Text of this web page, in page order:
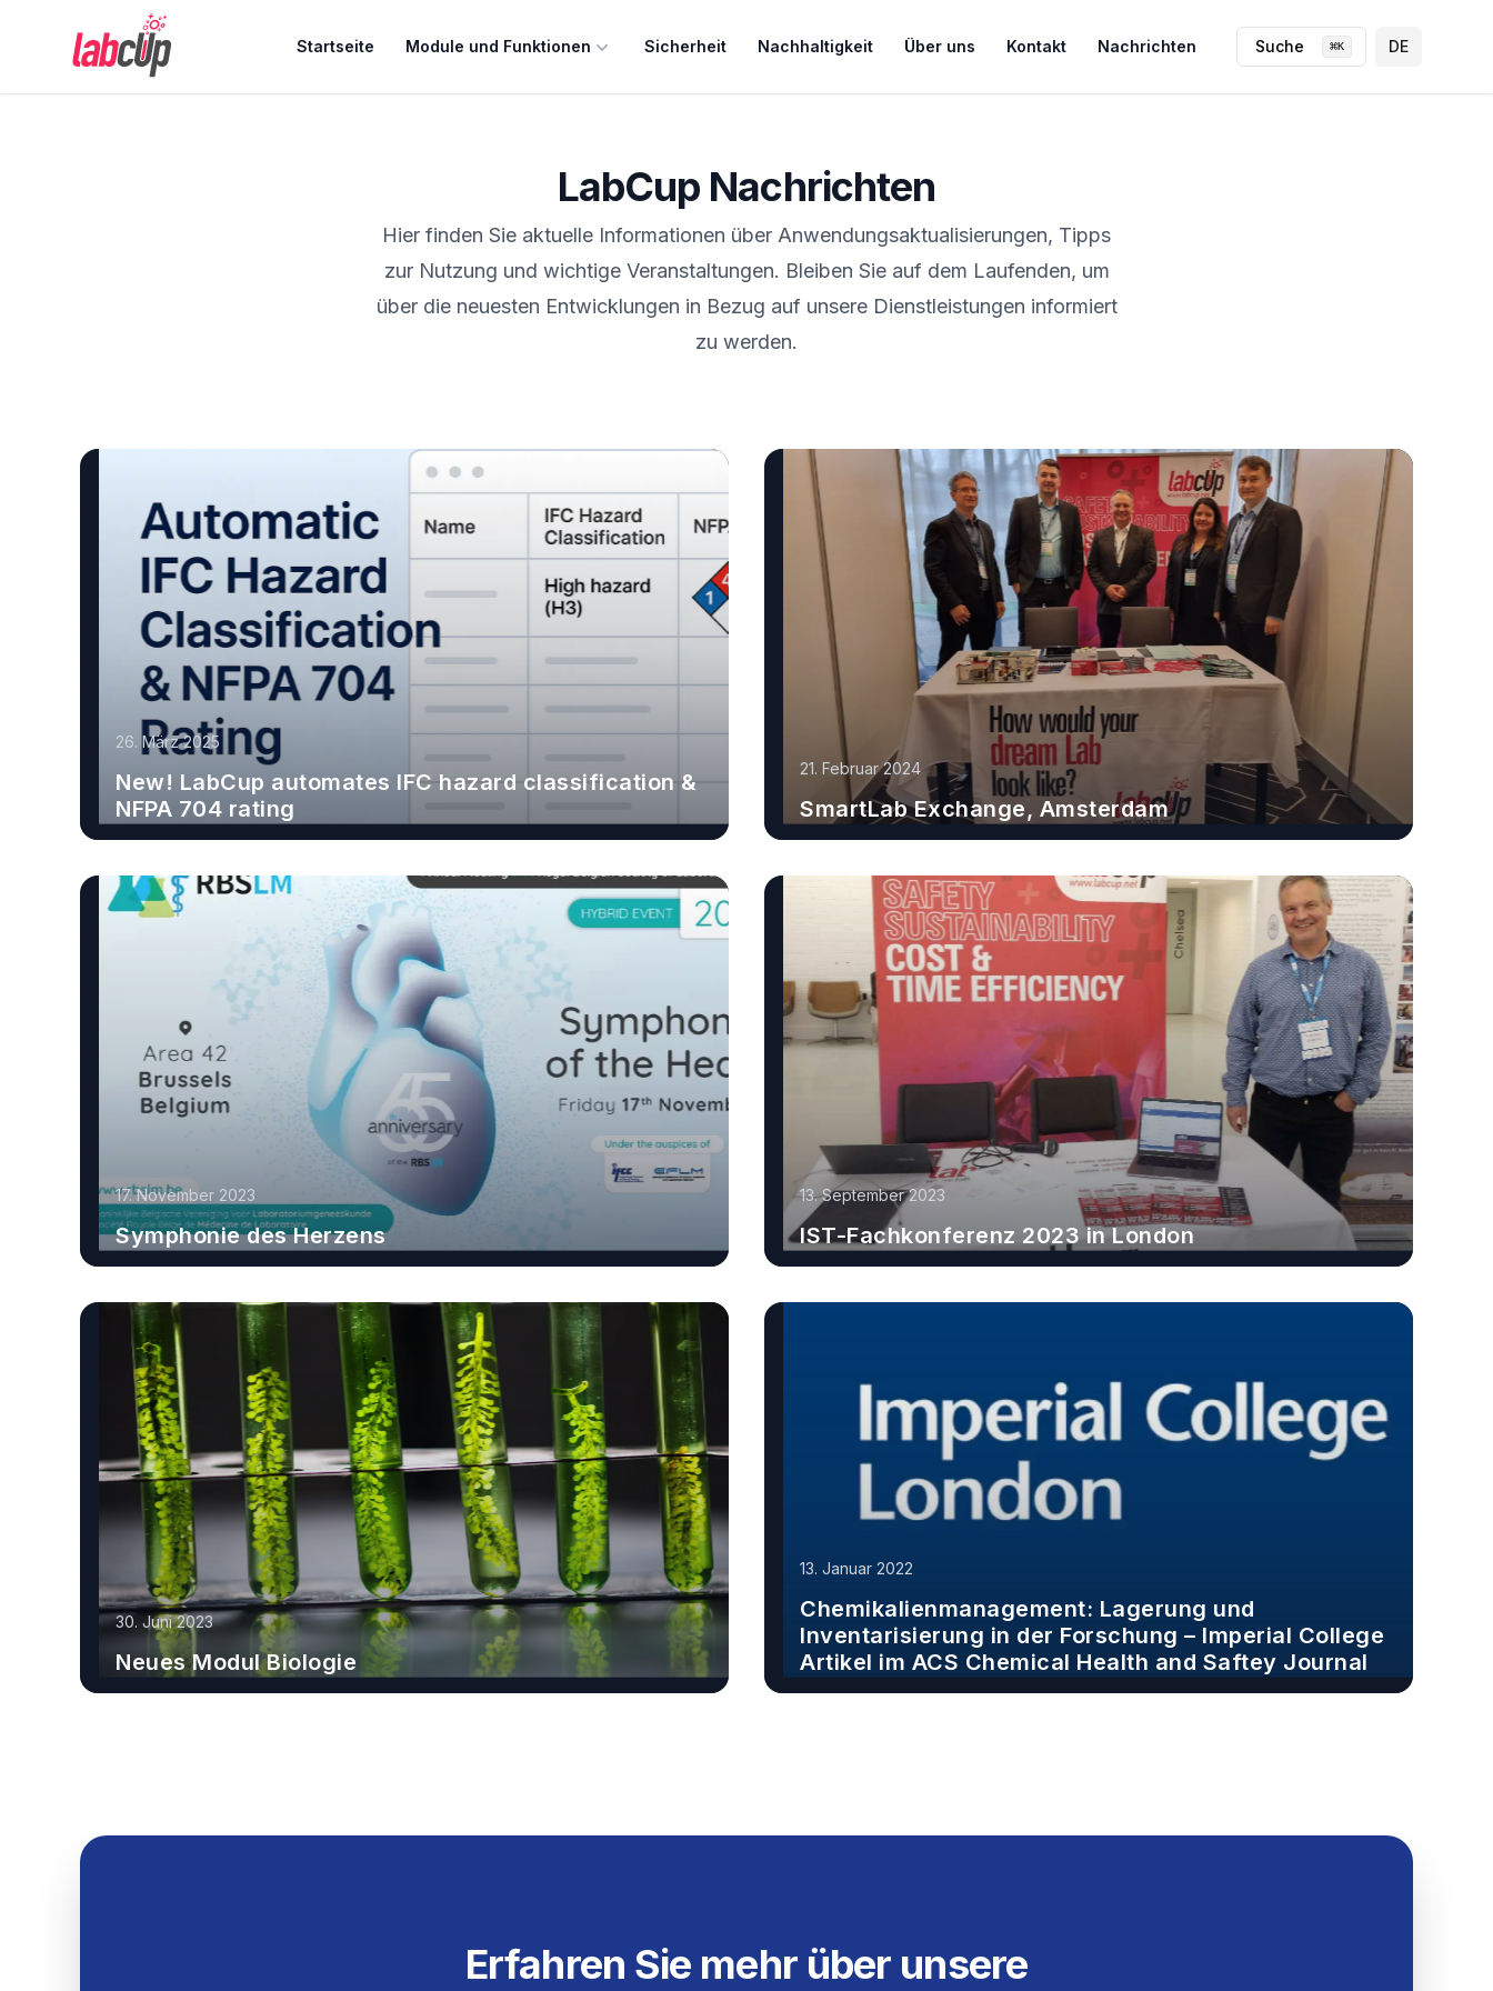
LabCup Ltd.
Startseite Module und Funktionen Sicherheit Nachhaltigkeit Über uns Kontakt Nachrichten Suche ⌘K DE
LabCup Nachrichten
Hier finden Sie aktuelle Informationen über Anwendungsaktualisierungen, Tipps
zur Nutzung und wichtige Veranstaltungen. Bleiben Sie auf dem Laufenden, um
über die neuesten Entwicklungen in Bezug auf unsere Dienstleistungen informiert
zu werden.
26. März 2025
New! LabCup automates IFC hazard classification &
NFPA 704 rating
21. Februar 2024
SmartLab Exchange, Amsterdam
17. November 2023
Symphonie des Herzens
13. September 2023
IST-Fachkonferenz 2023 in London
30. Juni 2023
Neues Modul Biologie
13. Januar 2022
Chemikalienmanagement: Lagerung und
Inventarisierung in der Forschung – Imperial College
Artikel im ACS Chemical Health and Saftey Journal
Erfahren Sie mehr über unsere